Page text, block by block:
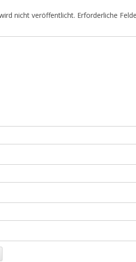
nicht veröffentlicht. Erforderliche